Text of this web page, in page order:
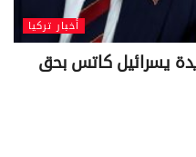
أخبار تركيا
يسرائيل كاتس بحق